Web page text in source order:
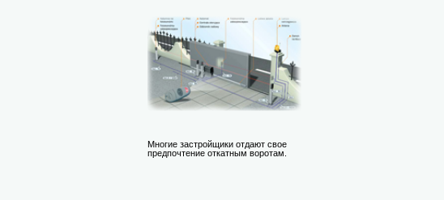
Многие застройщики отдают свое
предпочтение откатным воротам.